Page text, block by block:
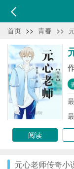
首页 >> 青春 >>
阅读
元心老师传奇小